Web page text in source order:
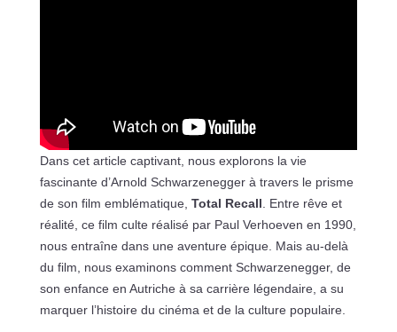
Dans cet article captivant, nous explorons la vie
fascinante d’Arnold Schwarzenegger à travers le prisme
de son film emblématique, Total Recall . Entre rêve et
réalité, ce film culte réalisé par Paul Verhoeven en 1990,
nous entraîne dans une aventure épique. Mais au-delà
du film, nous examinons comment Schwarzenegger, de
son enfance en Autriche à sa carrière légendaire, a su
marquer l’histoire du cinéma et de la culture populaire.